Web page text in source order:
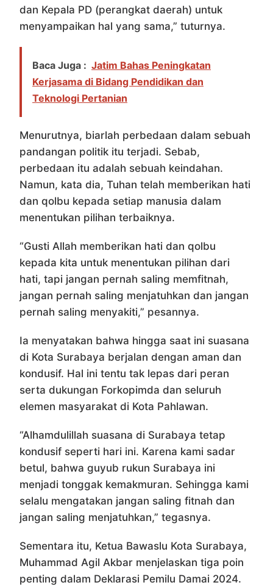
dan Kepala PD (perangkat daerah) untuk
menyampaikan hal yang sama,” tuturnya.
Baca Juga : Jatim Bahas Peningkatan
Kerjasama di Bidang Pendidikan dan
Teknologi Pertanian
Menurutnya, biarlah perbedaan dalam sebuah
pandangan politik itu terjadi. Sebab,
perbedaan itu adalah sebuah keindahan.
Namun, kata dia, Tuhan telah memberikan hati
dan qolbu kepada setiap manusia dalam
menentukan pilihan terbaiknya.
“Gusti Allah memberikan hati dan qolbu
kepada kita untuk menentukan pilihan dari
hati, tapi jangan pernah saling memfitnah,
jangan pernah saling menjatuhkan dan jangan
pernah saling menyakiti,” pesannya.
Ia menyatakan bahwa hingga saat ini suasana
di Kota Surabaya berjalan dengan aman dan
kondusif. Hal ini tentu tak lepas dari peran
serta dukungan Forkopimda dan seluruh
elemen masyarakat di Kota Pahlawan.
“Alhamdulillah suasana di Surabaya tetap
kondusif seperti hari ini. Karena kami sadar
betul, bahwa guyub rukun Surabaya ini
menjadi tonggak kemakmuran. Sehingga kami
selalu mengatakan jangan saling fitnah dan
jangan saling menjatuhkan,” tegasnya.
Sementara itu, Ketua Bawaslu Kota Surabaya,
Muhammad Agil Akbar menjelaskan tiga poin
penting dalam Deklarasi Pemilu Damai 2024.